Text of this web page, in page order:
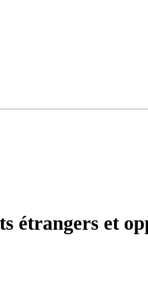
étrangers et